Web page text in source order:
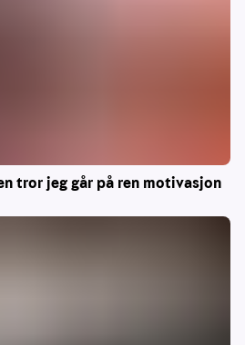
tror jeg går på ren motivasjon